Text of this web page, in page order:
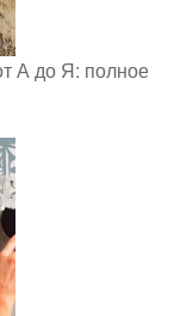
А до Я: полное